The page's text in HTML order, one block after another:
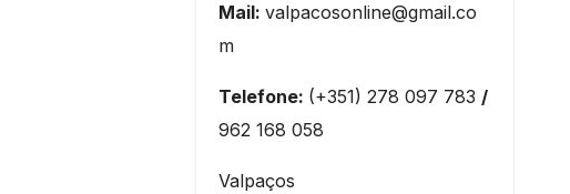
Mail: valpacosonline@gmail.co
m
Telefone: (+351) 278 097 783 /
962 168 058
Valpaços